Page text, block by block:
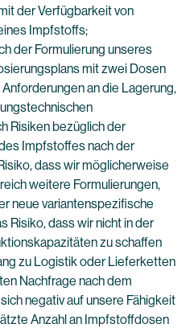
der Verfügbarkeit von
Impfstoffs;
der Formulierung unseres
mit zwei Dosen
an die Lagerung,
Risiken bezüglich der
Impfstoffes nach der
dass wir möglicherweise
weitere Formulierungen,
neue variantenspezifische
Risiko, dass wir nicht in der
zu schaffen
zu Logistik oder Lieferketten
Nachfrage nach dem
negativ auf unsere Fähigkeit
Anzahl an Impfstoffdosen